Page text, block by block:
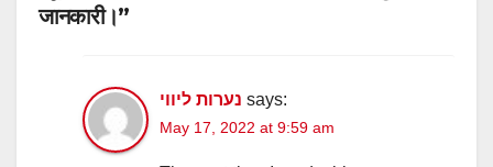
जानकारी।”
נערות ליווי says:
May 17, 2022 at 9:59 am